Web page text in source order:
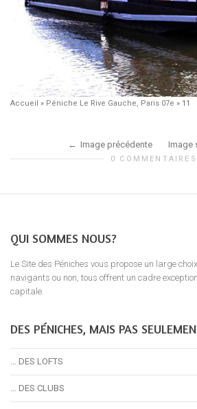
Accueil » Péniche Le Rive Gauche, Paris 07e » 11
Image précédente Image
0 COMMENTAIRES
QUI SOMMES NOUS?
Le Site des Péniches vous propose un large
navigants ou non, tous offrent un cadre
capitale.
DES PÉNICHES, MAIS PAS
… DES LOFTS
… DES CLUBS